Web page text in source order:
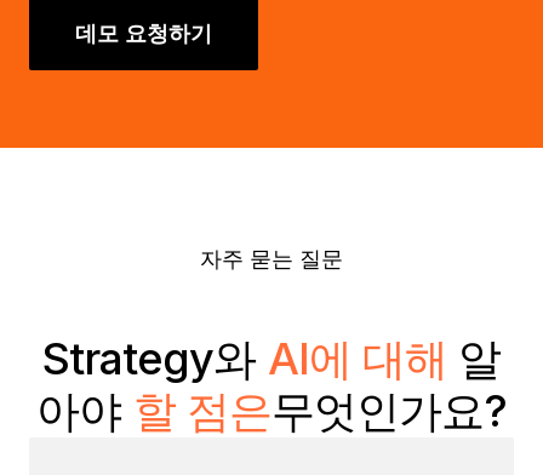
데모 요청하기
자주 묻는 질문
Strategy와 AI에 대해 알
아야 할 점은무엇인가요?